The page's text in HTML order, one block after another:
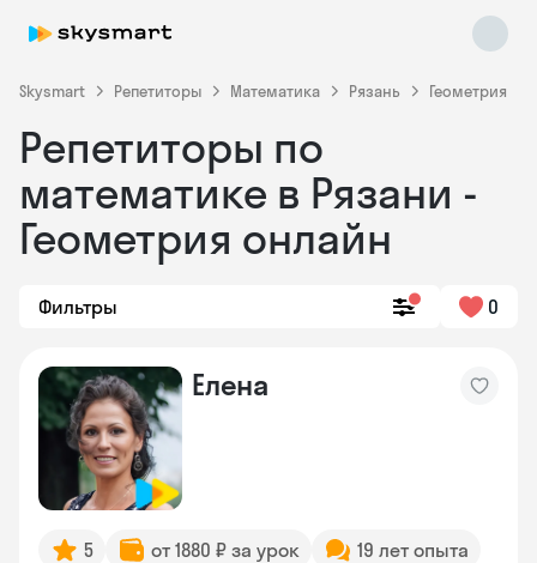
Skysmart Репетиторы Математика Рязань Геометрия
Репетиторы по
математике в Рязани -
Геометрия онлайн
Фильтры 0
Елена
5 от 1880 ₽ за урок
19 лет опыта
Skysmart Chat